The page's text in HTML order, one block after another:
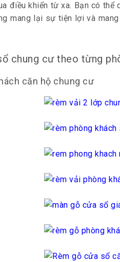
điều khiển từ xa. Bạn có
mang lại sự tiện lợi và
chung cư theo từng
căn hộ chung cư